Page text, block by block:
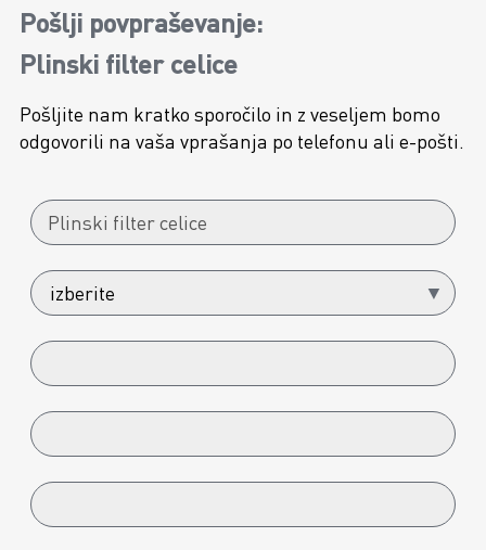
Pošlji povpraševanje:
Plinski filter celice
Pošljite nam kratko sporočilo in z veseljem bomo
odgovorili na vaša vprašanja po telefonu ali e-pošti.